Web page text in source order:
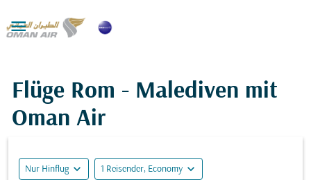

Flüge Rom - Malediven mit
Oman Air
Nur Hinflug expand_more 1 Reisender, Economy expand_more